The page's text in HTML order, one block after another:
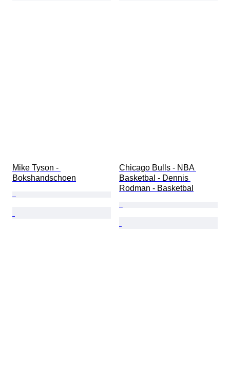
Mike Tyson -
Bokshandschoen
Chicago Bulls - NBA
Basketbal - Dennis
Rodman - Basketbal